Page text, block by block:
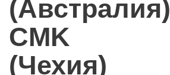
(Австралия)
CMK
(Чехия)